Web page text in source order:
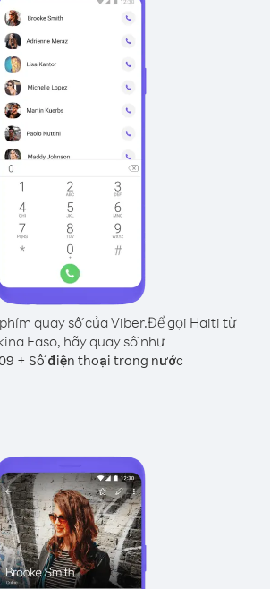
quay số của Viber.Để gọi Haiti từ
Faso, hãy quay số như
+ Số điện thoại trong nước